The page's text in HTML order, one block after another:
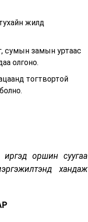
жилд
сумын замын уртаас
олгоно.
тогтвортой
иргэд оршин суугаа
хандаж